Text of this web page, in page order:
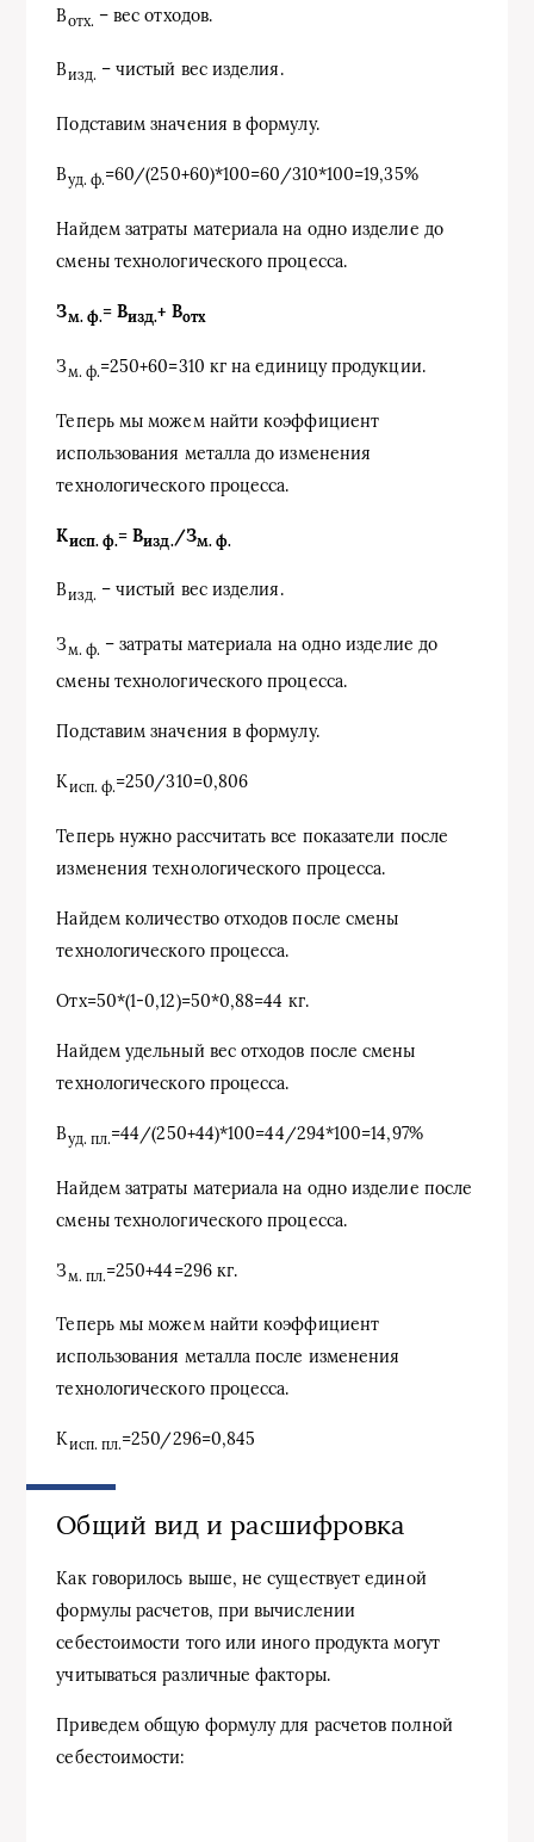
Вотх. – вес отходов.
Визд. – чистый вес изделия.
Подставим значения в формулу.
Вуд. ф.=60/(250+60)*100=60/310*100=19,35%
Найдем затраты материала на одно изделие до
смены технологического процесса.
Зм. ф.= Визд.+ Вотх
З м. ф.=250+60=310 кг на единицу продукции.
Теперь мы можем найти коэффициент
использования металла до изменения
технологического процесса.
Кисп. ф.= Визд./Зм. ф.
Визд. – чистый вес изделия.
Зм. ф. – затраты материала на одно изделие до
смены технологического процесса.
Подставим значения в формулу.
Кисп. ф.=250/310=0,806
Теперь нужно рассчитать все показатели после
изменения технологического процесса.
Найдем количество отходов после смены
технологического процесса.
Отх=50*(1-0,12)=50*0,88=44 кг.
Найдем удельный вес отходов после смены
технологического процесса.
Вуд. пл.=44/(250+44)*100=44/294*100=14,97%
Найдем затраты материала на одно изделие после
смены технологического процесса.
З м. пл.=250+44=296 кг.
Теперь мы можем найти коэффициент
использования металла после изменения
технологического процесса.
Кисп. пл.=250/296=0,845
Общий вид и расшифровка
Как говорилось выше, не существует единой
формулы расчетов, при вычислении
себестоимости того или иного продукта могут
учитываться различные факторы.
Приведем общую формулу для расчетов полной
себестоимости: